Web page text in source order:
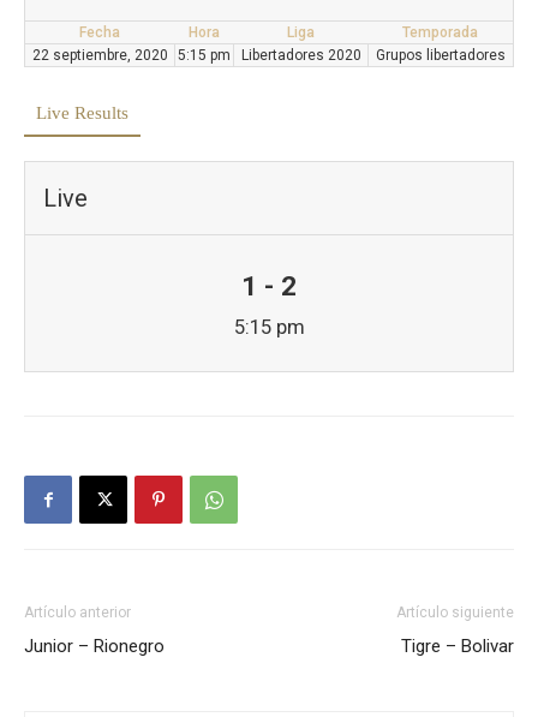
Fecha Hora Liga
Temporada
22 septiembre, 2020
5:15 pm Libertadores 2020 Grupos libertadores
Live Results
Live
1 - 2
5:15 pm
Artículo anterior
Junior – Rionegro
Artículo siguiente
Tigre – Bolivar